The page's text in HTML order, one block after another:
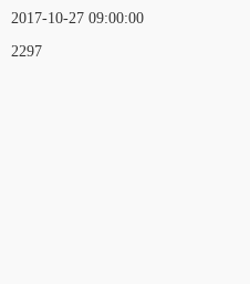
2017-10-27 09:00:00
2297